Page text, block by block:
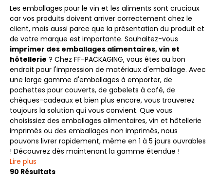
Les emballages pour le vin et les aliments sont cruciaux
car vos produits doivent arriver correctement chez le
client, mais aussi parce que la présentation du produit et
de votre marque est importante. Souhaitez-vous
imprimer des emballages alimentaires, vin et
hôtellerie ? Chez FF-PACKAGING, vous êtes au bon
endroit pour l'impression de matériaux d'emballage. Avec
une large gamme d'emballages à emporter, de
pochettes pour couverts, de gobelets à café, de
chèques-cadeaux et bien plus encore, vous trouverez
toujours la solution qui vous convient. Que vous
choisissiez des emballages alimentaires, vin et hôtellerie
imprimés ou des emballages non imprimés, nous
pouvons livrer rapidement, même en 1 à 5 jours ouvrables
! Découvrez dès maintenant la gamme étendue !
Lire plus
90 Résultats